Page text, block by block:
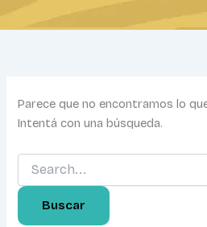
Parece que no encontramos lo
Intentá con una búsqueda.